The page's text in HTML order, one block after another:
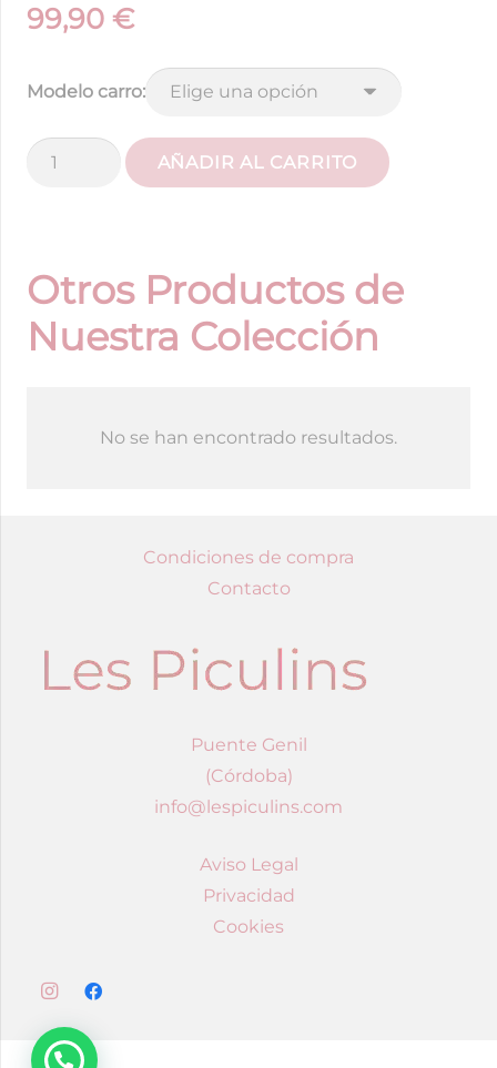
99,90 €
Modelo carro:
Colchoneta
Elige
modelo
de
AÑADIR AL CARRITO
Otros Productos de
Nuestra Colección
No se han encontrado resultados.
Condiciones de compra
Contacto
Puente Genil
(Córdoba)
info@lespiculins.com
Aviso Legal
Privacidad
Cookies